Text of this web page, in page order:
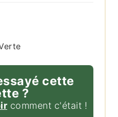
cette
?
comment c'était !